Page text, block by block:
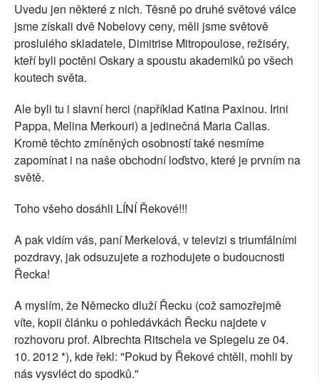
Uvedu jen některé z nich. Těsně po druhé světové válce
jsme získali dvě Nobelovy ceny, měli jsme světově
proslulého skladatele, Dimitrise Mitropoulose, režiséry,
kteří byli poctěni Oskary a spoustu akademiků po všech
koutech světa.
Ale byli tu i slavní herci (například Katina Paxinou. Irini
Pappa, Melina Merkouri) a jedinečná Maria Callas.
Kromě těchto zmíněných osobností také nesmíme
zapomínat i na naše obchodní loďstvo, které je prvním na
světě.
Toho všeho dosáhli LÍNÍ Řekové!!!
A pak vidím vás, paní Merkelová, v televizi s triumfálními
pozdravy, jak odsuzujete a rozhodujete o budoucnosti
Řecka!
A myslím, že Německo dluží Řecku (což samozřejmě
víte, kopii článku o pohledávkách Řecku najdete v
rozhovoru prof. Albrechta Ritschela ve Spiegelu ze 04.
10. 2012 *), kde řekl: "Pokud by Řekové chtěli, mohli by
nás vysvléct do spodků."